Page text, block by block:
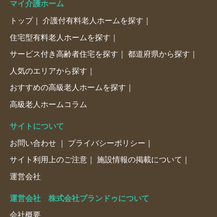
マイ介護ホーム
トップ 介護付有料老人ホームを探す
住宅型有料老人ホームを探す
サービス付き高齢者住宅を探す 都道府県から探す
人気のエリアから探す
おすすめの高級老人ホームを探す
高級老人ホームコラム
サイトについて
お問い合わせ プライバシーポリシー
サイト利用上のご注意 施設情報の掲載について
運営会社
運営会社 株式会社プランドゥについて
会社概要